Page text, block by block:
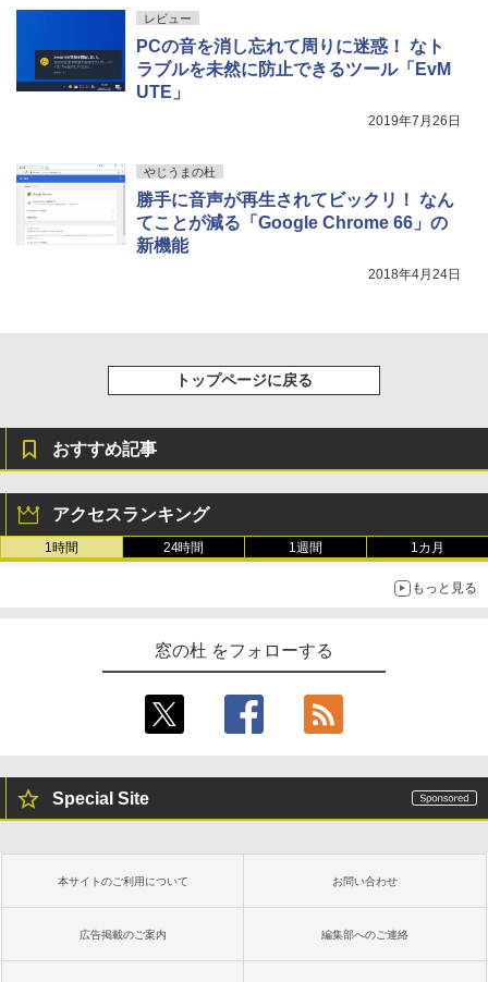
レビュー
PCの音を消し忘れて周りに迷惑！ なト
ラブルを未然に防止できるツール「EvM
UTE」
2019年7月26日
やじうまの杜
勝手に音声が再生されてビックリ！ なん
てことが減る「Google Chrome 66」の
新機能
2018年4月24日
トップページに戻る
おすすめ記事
アクセスランキング
1時間 24時間 1週間 1カ月
もっと見る
窓の杜 をフォローする
Special Site
本サイトのご利用について お問い合わせ
広告掲載のご案内 編集部へのご連絡